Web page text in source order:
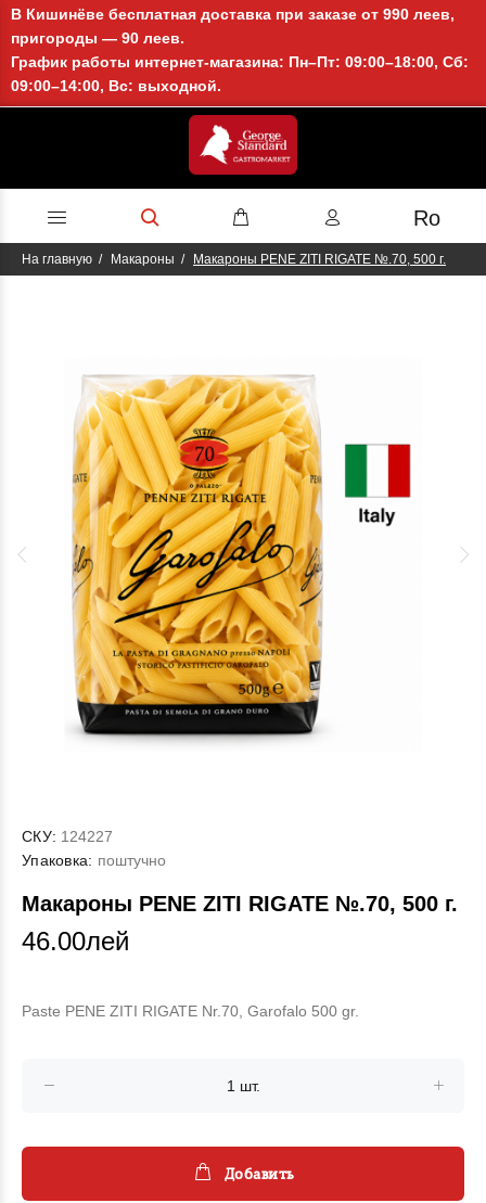
В Кишинёве бесплатная доставка при заказе от 990 леев,
пригороды — 90 леев.
График работы интернет-магазина: Пн–Пт: 09:00–18:00, Сб:
09:00–14:00, Вс: выходной.
Ro
На главную Макароны Макароны PENE ZITI RIGATE №.70, 500 г.
СКУ: 124227
Упаковка: поштучно
Макароны PENE ZITI RIGATE №.70, 500 г.
46.00лей
Paste PENE ZITI RIGATE Nr.70, Garofalo 500 gr.
Добавить